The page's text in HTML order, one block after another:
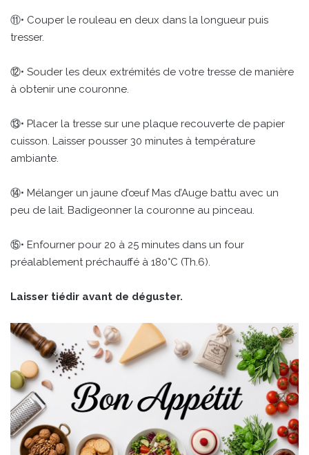
⑪• Couper le rouleau en deux dans la longueur puis
tresser.
⑫• Souder les deux extrémités de votre tresse de manière
à obtenir une couronne.
⑬• Placer la tresse sur une plaque recouverte de papier
cuisson. Laisser pousser 30 minutes à température
ambiante.
⑭• Mélanger un jaune d’œuf Mas d’Auge battu avec un
peu de lait. Badigeonner la couronne au pinceau.
⑮• Enfourner pour 20 à 25 minutes dans un four
préalablement préchauffé à 180°C (Th.6).
Laisser tiédir avant de déguster.